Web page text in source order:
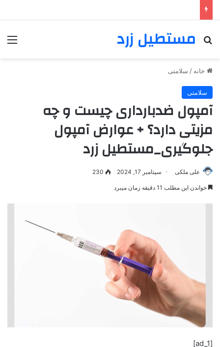
مستطیل زرد
خانه / سلامتی
سلامتی
آمپول ضدبارداری چیست و چه
مزیتی دارد؟ + عوارض آمپول
جلوگیری_مستطیل زرد
علی ملکی سپتامبر 17, 2024 230
خواندن این مطلب 11 دقیقه زمان میبرد
[ad_1]